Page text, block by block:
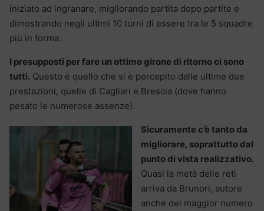
iniziato ad ingranare, migliorando partita dopo partite e
dimostrando negli ultimi 10 turni di essere tra le 5 squadre
più in forma.
I presupposti per fare un ottimo girone di ritorno ci sono
tutti. Questo è quello che si è percepito dalle ultime due
prestazioni, quelle di Cagliari e Brescia (dove hanno
pesato le numerose assenze).
Sicuramente c’è tanto da
migliorare, soprattutto dal
punto di vista realizzativo.
Quasi la metà delle reti
arriva da Brunori, autore
anche del maggior numero